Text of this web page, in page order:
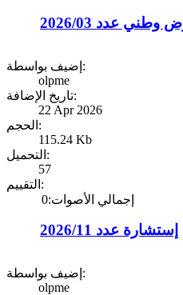
عدد 2026/03
إضيف بواسطة:
olpme
تاريخ الإضافة:
22 Apr 2026
الحجم:
115.24 Kb
التحميل:
57
التقييم:
إجمالي الأصوات:0
إستشارة عدد 2026/11
إضيف بواسطة:
olpme